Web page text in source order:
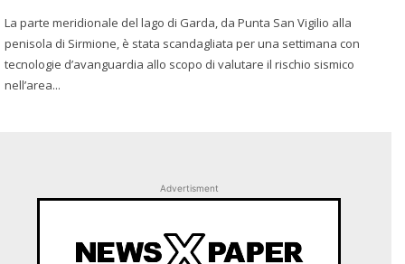
La parte meridionale del lago di Garda, da Punta San Vigilio alla
penisola di Sirmione, è stata scandagliata per una settimana con
tecnologie d’avanguardia allo scopo di valutare il rischio sismico
nell’area...
Advertisment